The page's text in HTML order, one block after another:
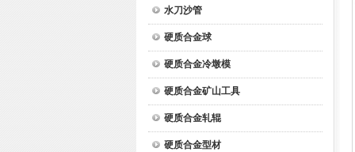
水刀沙管
硬质合金球
硬质合金冷墩模
硬质合金矿山工具
硬质合金轧辊
硬质合金型材